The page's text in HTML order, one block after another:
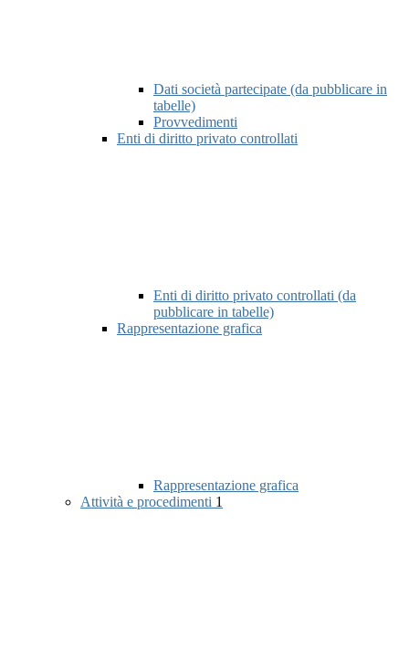
Dati società partecipate (da pubblicare in
tabelle)
Provvedimenti
Enti di diritto privato controllati
Enti di diritto privato controllati (da
pubblicare in tabelle)
Rappresentazione grafica
Rappresentazione grafica
Attività e procedimenti 1